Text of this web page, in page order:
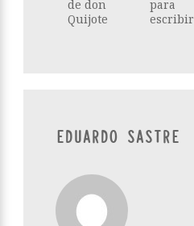
de don
Quijote
para
escribir
EDUARDO SASTRE